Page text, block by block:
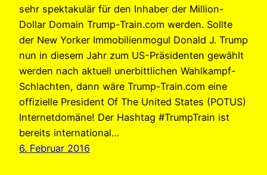
sehr spektakulär für den Inhaber der Million-
Dollar Domain Trump-Train.com werden. Sollte
der New Yorker Immobilienmogul Donald J. Trump
nun in diesem Jahr zum US-Präsidenten gewählt
werden nach aktuell unerbittlichen Wahlkampf-
Schlachten, dann wäre Trump-Train.com eine
offizielle President Of The United States (POTUS)
Internetdomäne! Der Hashtag #TrumpTrain ist
bereits international…
6. Februar 2016